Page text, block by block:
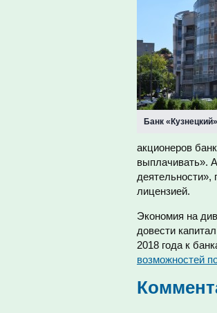
Банк
акционеров
выплачивать».
лицензией.
Экономия на
довести
2018 года к
возможностей